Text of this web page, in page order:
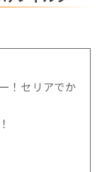
！セリアでか